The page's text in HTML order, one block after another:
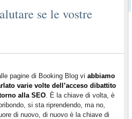
se le vostre
pagine di Booking Blog vi abbiamo
varie volte dell’acceso dibattito
alla SEO. È la chiave di volta, è
si sta riprendendo, ma no,
di nuovo, di nuovo è la chiave di